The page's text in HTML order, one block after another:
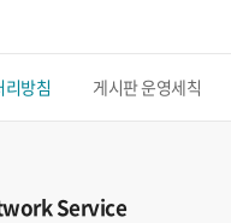
리방침 게시판 운영세칙
Service